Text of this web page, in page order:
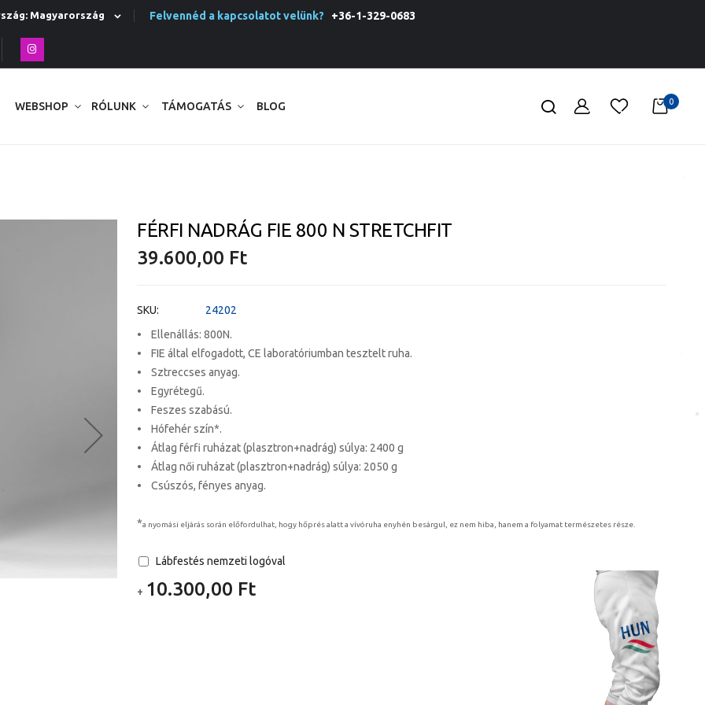
Magyarország Felvennéd a kapcsolatot velünk? +36-1-329-0683
WEBSHOP RÓLUNK TÁMOGATÁS BLOG 0
FÉRFI NADRÁG FIE 800 N STRETCHFIT
39.600,00 Ft
SKU
24202
• Ellenállás: 800N.
• FIE által elfogadott, CE laboratóriumban tesztelt ruha.
• Sztreccses anyag.
• Egyrétegű.
• Feszes szabású.
• Hófehér szín*.
• Átlag férfi ruházat (plasztron+nadrág) súlya: 2400 g
• Átlag női ruházat (plasztron+nadrág) súlya: 2050 g
• Csúszós, fényes anyag.
*a nyomási eljárás során előfordulhat, hogy hőprés alatt a vívóruha enyhén besárgul, ez nem hiba, hanem a folyamat természetes része.
Lábfestés nemzeti logóval
+ 10.300,00 Ft